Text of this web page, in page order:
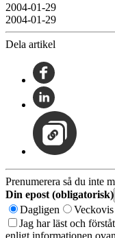
2004-01-29
2004-01-29
Dela artikel
Prenumerera så du inte
Din epost (obligatorisk)
Dagligen
Veckovis
Jag har läst och
enligt informationen